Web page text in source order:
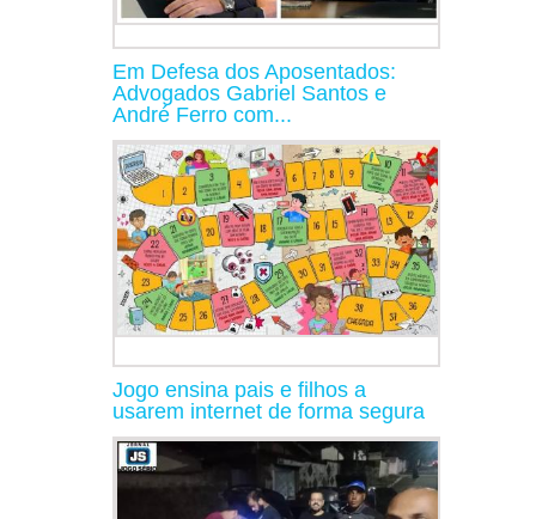
Em Defesa dos Aposentados:
Advogados Gabriel Santos e
André Ferro com...
Jogo ensina pais e filhos a
usarem internet de forma segura